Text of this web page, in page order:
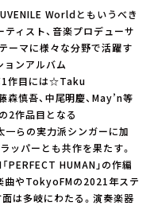
Worldともいうべき
ィスト、音楽プロデューサ
ーマに様々な分野で活躍す
ンアルバム
1作目には☆Taku
慎吾、中尾明慶、May’n等
2作品目となる
一らの実力派シンガーに加
ッパーとも共作を果たす。
PERFECT HUMAN」の作編
曲やTokyoFMの2021年ステ
は多岐にわたる。演奏楽器